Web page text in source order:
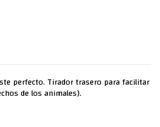
perfecto. Tirador trasero para facilitar
de los animales).